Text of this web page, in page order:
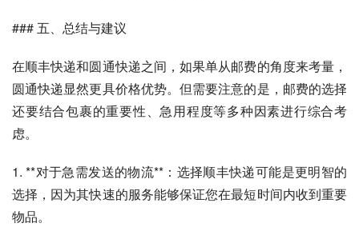
### 五、总结与建议
在顺丰快递和圆通快递之间，如果单从邮费的角度来考量，
圆通快递显然更具价格优势。但需要注意的是，邮费的选择
还要结合包裹的重要性、急用程度等多种因素进行综合考
虑。
1. **对于急需发送的物流**：选择顺丰快递可能是更明智的
选择，因为其快速的服务能够保证您在最短时间内收到重要
物品。